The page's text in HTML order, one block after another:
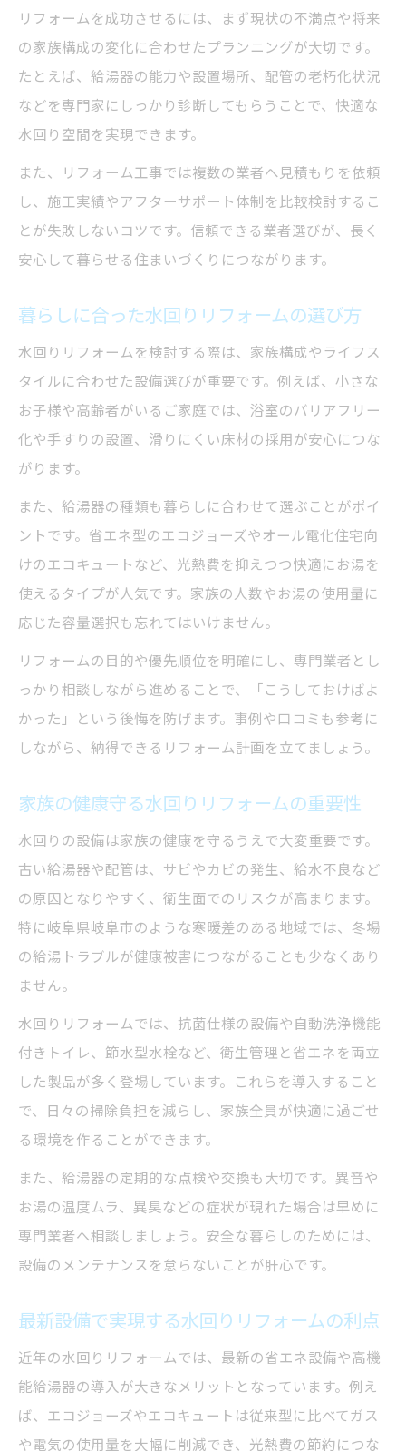
古くなった水回りは今がリフォームのチャンス
水回りリフォームで老朽化対策を万全に
古い設備を一新する水回りリフォーム術
リフォームで感じる快適な水回りの変化
今だからこそ水回りリフォームが必要な理
由
光熱費削減を叶える水回りリフォームの工
省エネ給湯器導入で賢くリフォーム
水回りリフォームで快適な冬を実現
家計にやさしい水回りリフォームの方法
省エネ設備で始めるエコな水回りリフォーム
水回りリフォームで省エネを実現するポイ
ント
エコ設備を活用した水回りリフォーム術
省エネ効果を高める水回りリフォームの選
択肢
環境にも優しい水回りリフォームの方法
水回りリフォームで始めるエコな暮らし
信頼できる給湯器選びのポイントまとめ
水回りリフォーム時に重視する給湯器選び
安心して任せられる給湯器選定の基準
法
給湯器選びで水回りリフォームが変わる理
リフォームを成功させるには、まず現状の不満点や将来
の家族構成の変化に合わせたプランニングが大切です。
たとえば、給湯器の能力や設置場所、配管の老朽化状況
などを専門家にしっかり診断してもらうことで、快適な
水回り空間を実現できます。
また、リフォーム工事では複数の業者へ見積もりを依頼
し、施工実績やアフターサポート体制を比較検討するこ
とが失敗しないコツです。信頼できる業者選びが、長く
安心して暮らせる住まいづくりにつながります。
暮らしに合った水回りリフォームの選び方
水回りリフォームを検討する際は、家族構成やライフス
タイルに合わせた設備選びが重要です。例えば、小さな
お子様や高齢者がいるご家庭では、浴室のバリアフリー
化や手すりの設置、滑りにくい床材の採用が安心につな
がります。
また、給湯器の種類も暮らしに合わせて選ぶことがポイ
ントです。省エネ型のエコジョーズやオール電化住宅向
けのエコキュートなど、光熱費を抑えつつ快適にお湯を
使えるタイプが人気です。家族の人数やお湯の使用量に
応じた容量選択も忘れてはいけません。
リフォームの目的や優先順位を明確にし、専門業者とし
っかり相談しながら進めることで、「こうしておけばよ
かった」という後悔を防げます。事例や口コミも参考に
しながら、納得できるリフォーム計画を立てましょう。
家族の健康守る水回りリフォームの重要性
水回りの設備は家族の健康を守るうえで大変重要です。
古い給湯器や配管は、サビやカビの発生、給水不良など
の原因となりやすく、衛生面でのリスクが高まります。
特に岐阜県岐阜市のような寒暖差のある地域では、冬場
の給湯トラブルが健康被害につながることも少なくあり
ません。
水回りリフォームでは、抗菌仕様の設備や自動洗浄機能
付きトイレ、節水型水栓など、衛生管理と省エネを両立
した製品が多く登場しています。これらを導入すること
で、日々の掃除負担を減らし、家族全員が快適に過ごせ
る環境を作ることができます。
また、給湯器の定期的な点検や交換も大切です。異音や
お湯の温度ムラ、異臭などの症状が現れた場合は早めに
専門業者へ相談しましょう。安全な暮らしのためには、
設備のメンテナンスを怠らないことが肝心です。
最新設備で実現する水回りリフォームの利点
近年の水回りリフォームでは、最新の省エネ設備や高機
能給湯器の導入が大きなメリットとなっています。例え
ば、エコジョーズやエコキュートは従来型に比べてガス
や電気の使用量を大幅に削減でき、光熱費の節約につな